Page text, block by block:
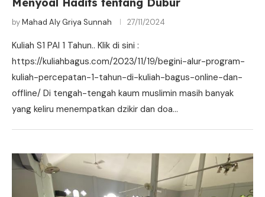
byMahad Aly Griya Sunnah 27/11/2024
Kuliah S1 PAI 1 Tahun.. Klik di sini :
https://kuliahbagus.com/2023/11/19/begini-alur-program-
kuliah-percepatan-1-tahun-di-kuliah-bagus-online-dan-
offline/ Di tengah-tengah kaum muslimin masih banyak
yang keliru menempatkan dzikir dan doa…